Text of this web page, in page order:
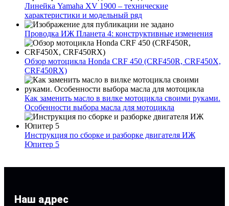
Линейка Yamaha XV 1900 – технические
характеристики и модельный ряд
Проводка ИЖ Планета 4: конструктивные изменения
Обзор мотоцикла Honda CRF 450 (CRF450R, CRF450X,
CRF450RX)
Как заменить масло в вилке мотоцикла своими руками.
Особенности выбора масла для мотоцикла
Инструкция по сборке и разборке двигателя ИЖ
Юпитер 5
Наш адрес